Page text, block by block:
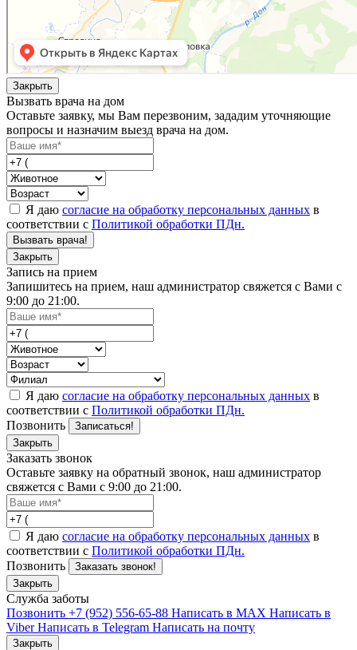
Закрыть
Вызвать врача на дом
Оставьте заявку, мы Вам перезвоним, зададим уточняющие
вопросы и назначим выезд врача на дом.
Я даю согласие на обработку персональных данных в
соответствии с Политикой обработки ПДн.
Вызвать врача!
Закрыть
Запись на прием
Запишитесь на прием, наш администратор свяжется с Вами с
9:00 до 21:00.
Я даю согласие на обработку персональных данных в
соответствии с Политикой обработки ПДн.
Позвонить
Записаться!
Закрыть
Заказать звонок
Оставьте заявку на обратный звонок, наш администратор
свяжется с Вами с 9:00 до 21:00.
Я даю согласие на обработку персональных данных в
соответствии с Политикой обработки ПДн.
Позвонить
Заказать звонок!
Закрыть
Служба заботы
Позвонить +7 (952) 556-65-88 Написать в MAX Написать в
ViberНаписать в Telegram Написать на почту
Закрыть